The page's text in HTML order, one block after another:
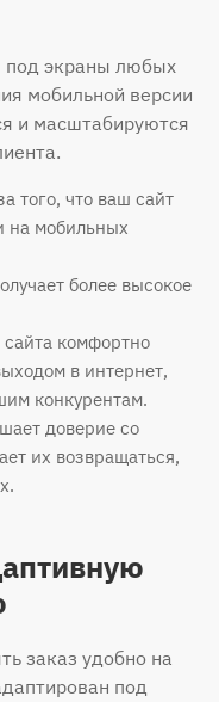
под экраны любых
мобильной версии
и масштабируются
того, что ваш сайт
на мобильных
более высокое
комфортно
в интернет,
конкурентам.
доверие со
их возвращаться,
заказ удобно на
под